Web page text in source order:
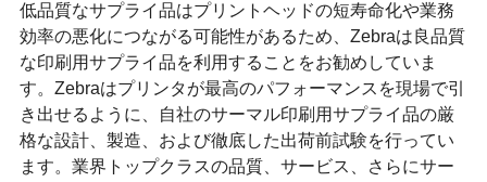
低品質なサプライ品はプリントヘッドの短寿命化や業務
効率の悪化につながる可能性があるため、Zebraは良品質
な印刷用サプライ品を利用することをお勧めしていま
す。Zebraはプリンタが最高のパフォーマンスを現場で引
き出せるように、自社のサーマル印刷用サプライ品の厳
格な設計、製造、および徹底した出荷前試験を行ってい
ます。業界トップクラスの品質、サービス、さらにサー